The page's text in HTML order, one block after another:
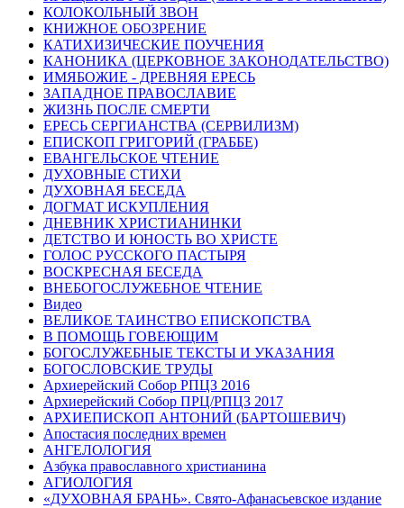
КОЛОКОЛЬНЫЙ ЗВОН
КНИЖНОЕ ОБОЗРЕНИЕ
КАТИХИЗИЧЕСКИЕ ПОУЧЕНИЯ
КАНОНИКА (ЦЕРКОВНОЕ ЗАКОНОДАТЕЛЬСТВО)
ИМЯБОЖИЕ - ДРЕВНЯЯ ЕРЕСЬ
ЗАПАДНОЕ ПРАВОСЛАВИЕ
ЖИЗНЬ ПОСЛЕ СМЕРТИ
ЕРЕСЬ СЕРГИАНСТВА (СЕРВИЛИЗМ)
ЕПИСКОП ГРИГОРИЙ (ГРАББЕ)
ЕВАНГЕЛЬСКОЕ ЧТЕНИЕ
ДУХОВНЫЕ СТИХИ
ДУХОВНАЯ БЕСЕДА
ДОГМАТ ИСКУПЛЕНИЯ
ДНЕВНИК ХРИСТИАНИНКИ
ДЕТСТВО И ЮНОСТЬ ВО ХРИСТЕ
ГОЛОС РУССКОГО ПАСТЫРЯ
ВОСКРЕСНАЯ БЕСЕДА
ВНЕБОГОСЛУЖЕБНОЕ ЧТЕНИЕ
Видео
ВЕЛИКОЕ ТАИНСТВО ЕПИСКОПСТВА
В ПОМОЩЬ ГОВЕЮЩИМ
БОГОСЛУЖЕБНЫЕ ТЕКСТЫ И УКАЗАНИЯ
БОГОСЛОВСКИЕ ТРУДЫ
Архиерейский Собор РПЦЗ 2016
Архиерейский Собор ПРЦ/РПЦЗ 2017
АРХИЕПИСКОП АНТОНИЙ (БАРТОШЕВИЧ)
Апостасия последних времен
АНГЕЛОЛОГИЯ
Азбука православного христианина
АГИОЛОГИЯ
«ДУХОВНАЯ БРАНЬ». Свято-Афанасьевское издание